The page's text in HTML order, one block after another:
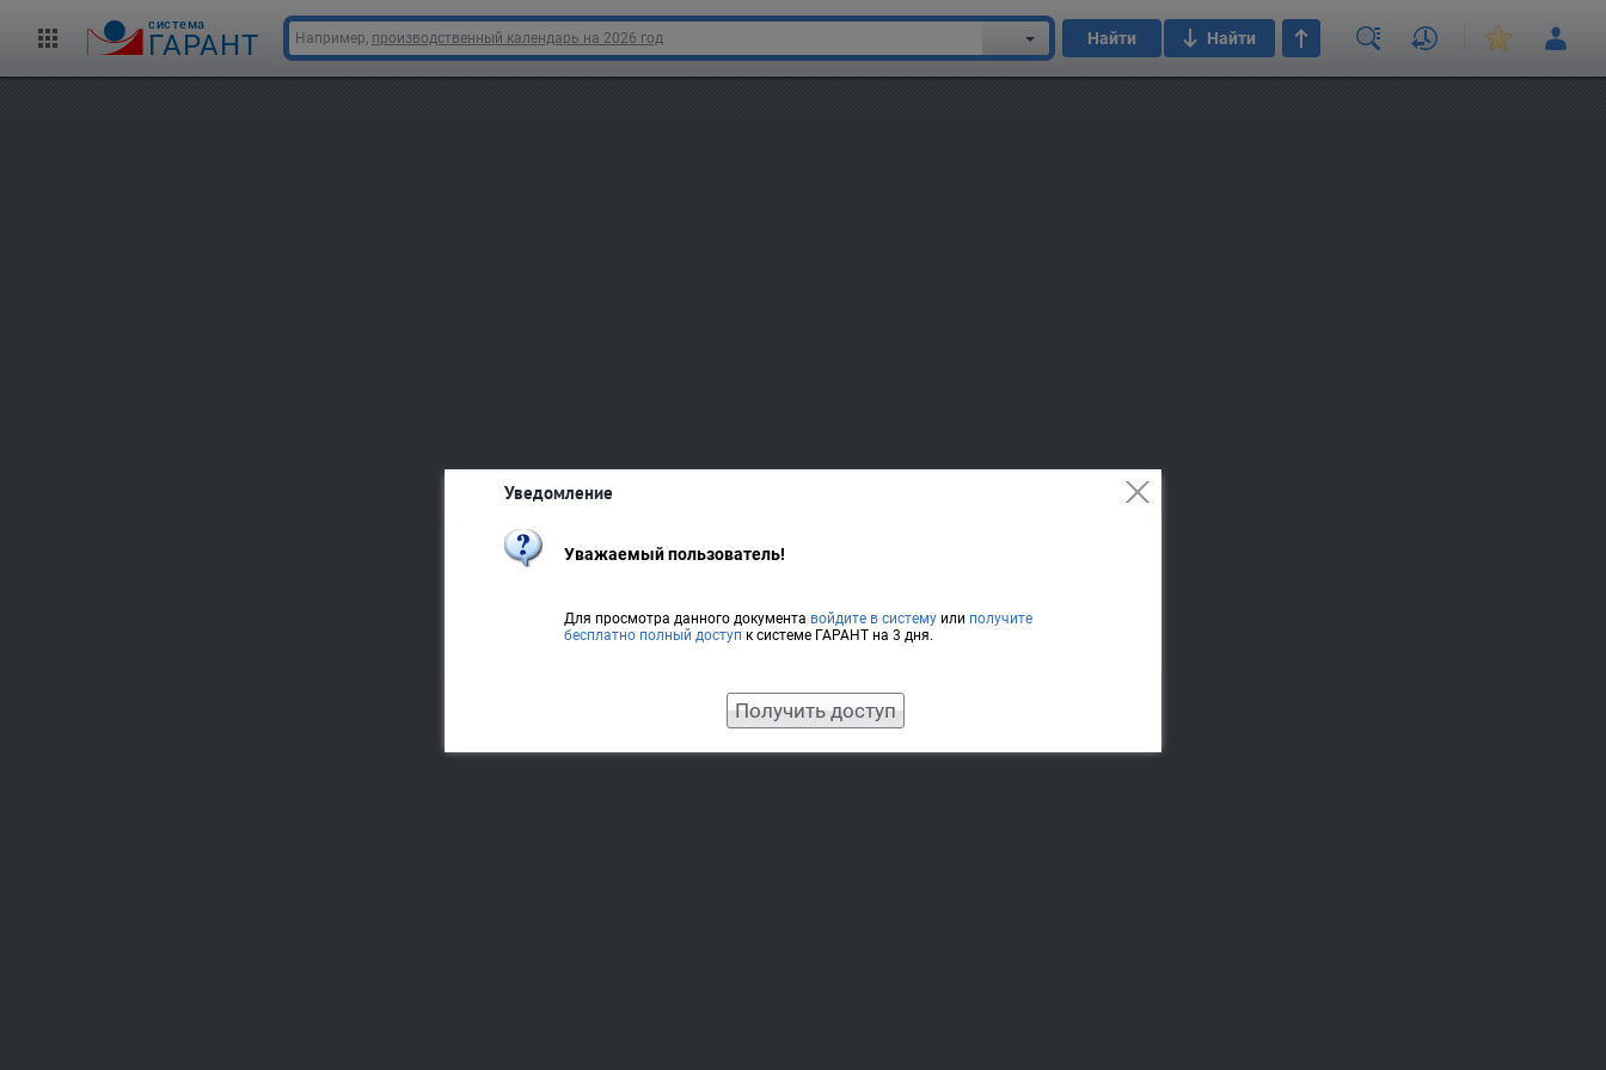
cистема
ГАРАНТ Например, производственный календарь на 2026 год Найти Найти
Уведомление
Уважаемый пользователь!
Для просмотра данного документа войдите в систему или получите
бесплатно полный доступ к системе ГАРАНТ на 3 дня.
Получить доступ